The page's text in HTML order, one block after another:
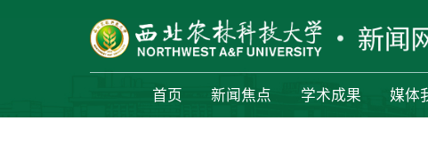
首页 新闻焦点 学术成果 媒体